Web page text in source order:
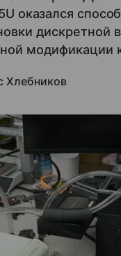
оказался
дискретной
модификации
Хлебников